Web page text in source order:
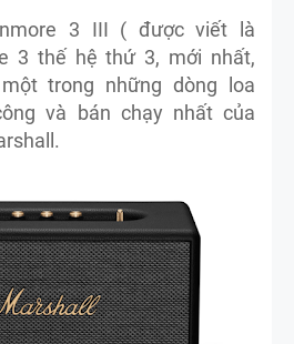
3 III ( được viết là
3 thế hệ thứ 3, mới nhất,
trong những dòng loa
và bán chạy nhất của